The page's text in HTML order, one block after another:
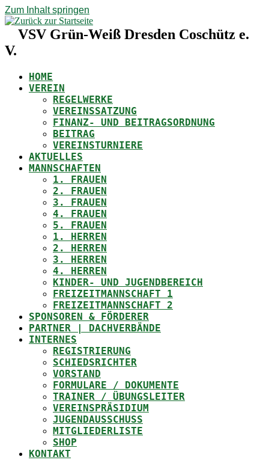
Zum Inhalt springen
VSV Grün-Weiß Dresden Coschütz e.
V.
HOME
VEREIN
REGELWERKE
VEREINSSATZUNG
FINANZ- UND BEITRAGSORDNUNG
BEITRAG
VEREINSTURNIERE
AKTUELLES
MANNSCHAFTEN
1. FRAUEN
2. FRAUEN
3. FRAUEN
4. FRAUEN
5. FRAUEN
1. HERREN
2. HERREN
3. HERREN
4. HERREN
KINDER- UND JUGENDBEREICH
FREIZEITMANNSCHAFT 1
FREIZEITMANNSCHAFT 2
SPONSOREN & FÖRDERER
PARTNER | DACHVERBÄNDE
INTERNES
REGISTRIERUNG
SCHIEDSRICHTER
VORSTAND
FORMULARE / DOKUMENTE
TRAINER / ÜBUNGSLEITER
VEREINSPRÄSIDIUM
JUGENDAUSSCHUSS
MITGLIEDERLISTE
SHOP
KONTAKT